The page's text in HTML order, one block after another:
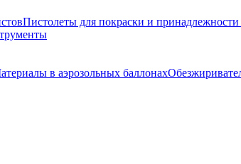
Пистолеты для покраски и
в аэрозольных баллонах